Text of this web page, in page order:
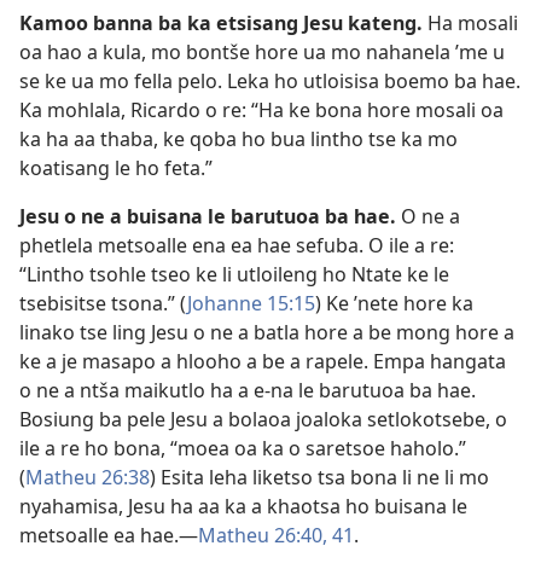
Kamoo banna ba ka etsisang Jesu kateng. Ha mosali
oa hao a kula, mo bontše hore ua mo nahanela ’me u
se ke ua mo fella pelo. Leka ho utloisisa boemo ba hae.
Ka mohlala, Ricardo o re: “Ha ke bona hore mosali oa
ka ha aa thaba, ke qoba ho bua lintho tse ka mo
koatisang le ho feta.”
Jesu o ne a buisana le barutuoa ba hae. O ne a
phetlela metsoalle ena ea hae sefuba. O ile a re:
“Lintho tsohle tseo ke li utloileng ho Ntate ke le
tsebisitse tsona.” (Johanne 15:15) Ke ’nete hore ka
linako tse ling Jesu o ne a batla hore a be mong hore a
ke a je masapo a hlooho a be a rapele. Empa hangata
o ne a ntša maikutlo ha a e-na le barutuoa ba hae.
Bosiung ba pele Jesu a bolaoa joaloka setlokotsebe, o
ile a re ho bona, “moea oa ka o saretsoe haholo.”
(Matheu 26:38) Esita leha liketso tsa bona li ne li mo
nyahamisa, Jesu ha aa ka a khaotsa ho buisana le
metsoalle ea hae.—Matheu 26:40, 41.